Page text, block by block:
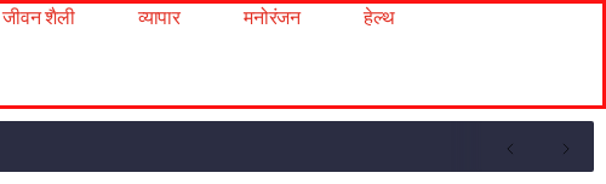
जीवन शैली व्यापार मनोरंजन
हेल्थ